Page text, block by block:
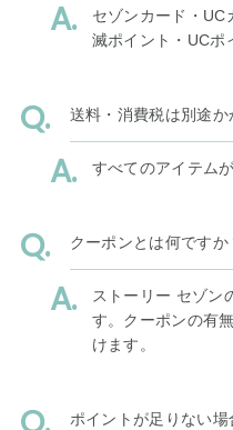
セゾンカード・UC
滅ポイント・UCポ
送料・消費税は別途か
すべてのアイテム
クーポンとは何ですか
ストーリー セゾン
す。クーポンの有
けます。
ポイントが足りない